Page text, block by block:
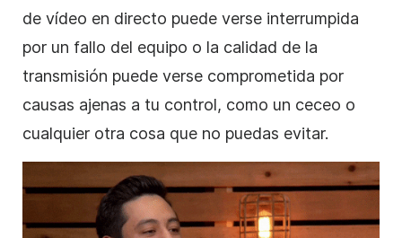
de vídeo en directo puede verse interrumpida
por un fallo del equipo o la calidad de la
transmisión puede verse comprometida por
causas ajenas a tu control, como un ceceo o
cualquier otra cosa que no puedas evitar.